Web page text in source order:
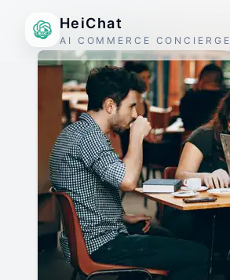
HeiChat
AI COMMERCE CONCIERGE